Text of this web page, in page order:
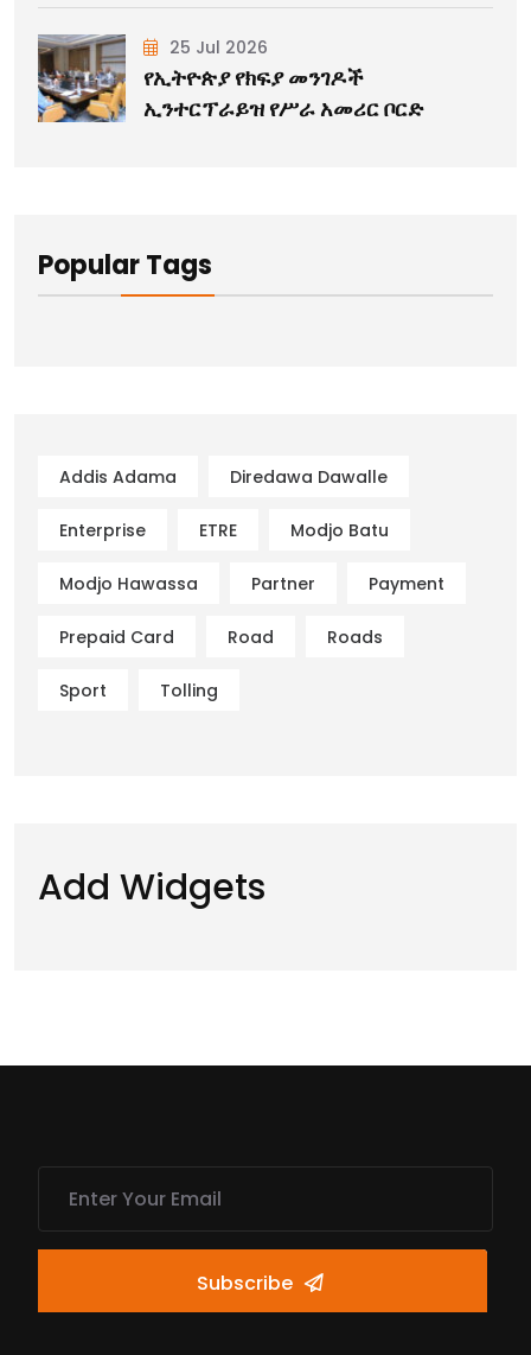
25 Jul 2026
የኢትዮጵያ የክፍያ መንገዶች
ኢንተርፕራይዝ የሥራ አመሪር ቦርድ
Popular Tags
Addis Adama Diredawa Dawalle
Enterprise ETRE Modjo Batu
Modjo Hawassa Partner Payment
Prepaid Card Road Roads
Sport Tolling
Add Widgets
Subscribe